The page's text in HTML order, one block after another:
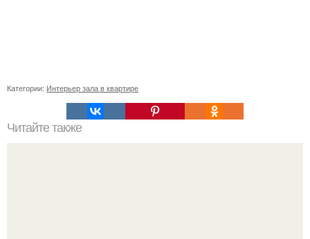
Категории: Интерьер зала в квартире
Читайте также